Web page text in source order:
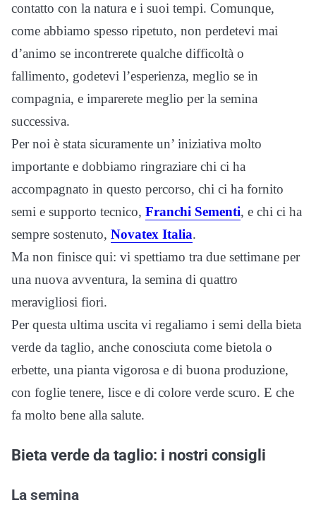
contatto con la natura e i suoi tempi. Comunque,
come abbiamo spesso ripetuto, non perdetevi mai
d’animo se incontrerete qualche difficoltà o
fallimento, godetevi l’esperienza, meglio se in
compagnia, e imparerete meglio per la semina
successiva.
Per noi è stata sicuramente un’ iniziativa molto
importante e dobbiamo ringraziare chi ci ha
accompagnato in questo percorso, chi ci ha fornito
semi e supporto tecnico, Franchi Sementi, e chi ci ha
sempre sostenuto, Novatex Italia.
Ma non finisce qui: vi spettiamo tra due settimane per
una nuova avventura, la semina di quattro
meravigliosi fiori.
Per questa ultima uscita vi regaliamo i semi della bieta
verde da taglio, anche conosciuta come bietola o
erbette, una pianta vigorosa e di buona produzione,
con foglie tenere, lisce e di colore verde scuro. E che
fa molto bene alla salute.
Bieta verde da taglio: i nostri consigli
La semina